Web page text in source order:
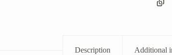
Description Additional